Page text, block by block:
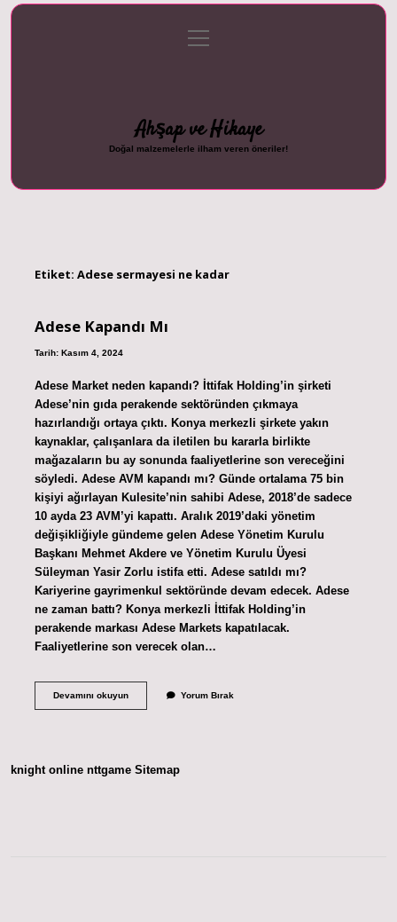
Gizlilik Politikası
menüyü
aç
Ahşap ve Hikaye
Doğal malzemelerle ilham veren öneriler!
Etiket: Adese sermayesi ne kadar
Adese Kapandı Mı
Tarih: Kasım 4, 2024
Adese Market neden kapandı? İttifak Holding’in şirketi
Adese’nin gıda perakende sektöründen çıkmaya
hazırlandığı ortaya çıktı. Konya merkezli şirkete yakın
kaynaklar, çalışanlara da iletilen bu kararla birlikte
mağazaların bu ay sonunda faaliyetlerine son vereceğini
söyledi. Adese AVM kapandı mı? Günde ortalama 75 bin
kişiyi ağırlayan Kulesite’nin sahibi Adese, 2018’de sadece
10 ayda 23 AVM’yi kapattı. Aralık 2019’daki yönetim
değişikliğiyle gündeme gelen Adese Yönetim Kurulu
Başkanı Mehmet Akdere ve Yönetim Kurulu Üyesi
Süleyman Yasir Zorlu istifa etti. Adese satıldı mı?
Kariyerine gayrimenkul sektöründe devam edecek. Adese
ne zaman battı? Konya merkezli İttifak Holding’in
perakende markası Adese Markets kapatılacak.
Faaliyetlerine son verecek olan…
Devamını okuyunAdese
Yorum Bırak
knight online nttgame Sitemap